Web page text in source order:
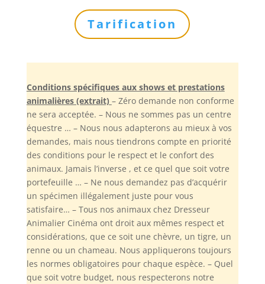
Tarification
Conditions spécifiques aux shows et prestations
animalières (extrait) – Zéro demande non conforme
ne sera acceptée. – Nous ne sommes pas un centre
équestre … – Nous nous adapterons au mieux à vos
demandes, mais nous tiendrons compte en priorité
des conditions pour le respect et le confort des
animaux. Jamais l’inverse , et ce quel que soit votre
portefeuille … – Ne nous demandez pas d’acquérir
un spécimen illégalement juste pour vous
satisfaire… – Tous nos animaux chez Dresseur
Animalier Cinéma ont droit aux mêmes respect et
considérations, que ce soit une chèvre, un tigre, un
renne ou un chameau. Nous appliquerons toujours
les normes obligatoires pour chaque espèce. – Quel
que soit votre budget, nous respecterons notre